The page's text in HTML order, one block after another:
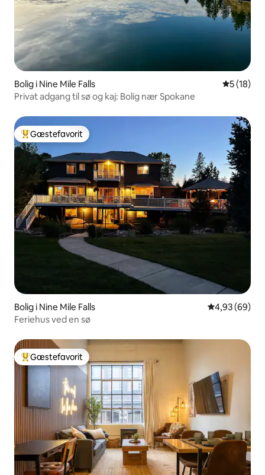
Bolig i Nine Mile Falls 5 ud af 5 i
5 (18)
Privat adgang til sø og kaj: Bolig nær Spokane
Bedste gæstefavorit
Gæstefavorit
Bolig i Nine Mile Falls 4,93 ud af 5 i
4,93 (69)
Feriehus ved en sø
Bedste gæstefavorit
Gæstefavorit